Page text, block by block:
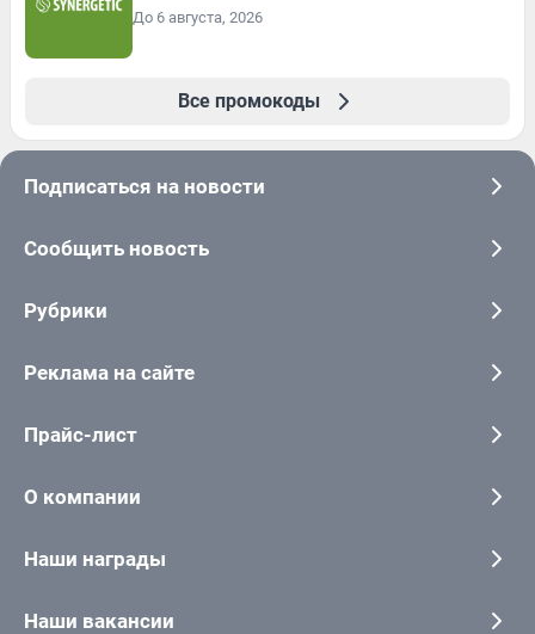
До 6 августа, 2026
Все промокоды
Подписаться на новости
Сообщить новость
Рубрики
Реклама на сайте
Прайс-лист
О компании
Наши награды
Наши вакансии